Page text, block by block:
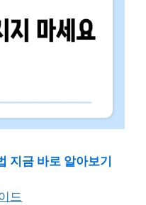
지금 바로 알아보기
드